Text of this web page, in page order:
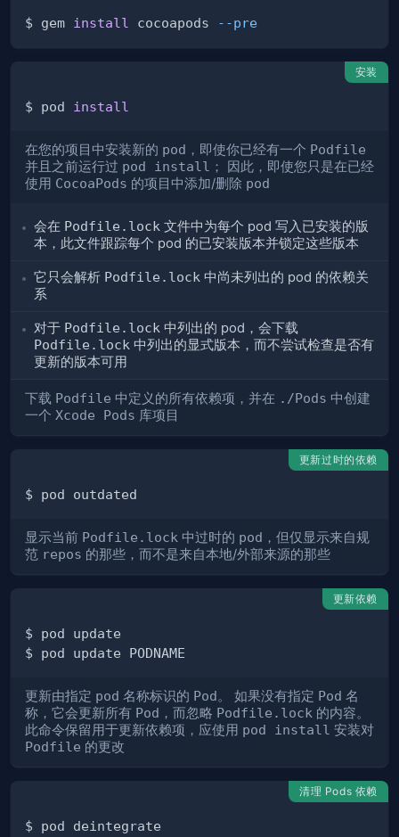
$ gem install cocoapods --pre
安装
$ pod install
在您的项目中安装新的 pod ，即使你已经有一个 Podfile
并且之前运行过 pod install ； 因此，即使您只是在已经
使用 CocoaPods 的项目中添加/删除 pod
会在 Podfile.lock 文件中为每个 pod 写入已安装的版
本，此文件跟踪每个 pod 的已安装版本并锁定这些版本
它只会解析 Podfile.lock 中尚未列出的 pod 的依赖关
系
对于 Podfile.lock 中列出的 pod，会下载
Podfile.lock 中列出的显式版本，而不尝试检查是否有
更新的版本可用
下载 Podfile 中定义的所有依赖项，并在 ./Pods 中创建
一个 Xcode Pods 库项目
更新过时的依赖
显示当前 Podfile.lock 中过时的 pod ，但仅显示来自规
范 repos 的那些，而不是来自本地/外部来源的那些
更新依赖
更新由指定 pod 名称标识的 Pod。 如果没有指定 Pod 名
称，它会更新所有 Pod ，而忽略 Podfile.lock 的内容。
此命令保留用于更新依赖项，应使用 pod install 安装对
Podfile 的更改
清理 Pods 依赖